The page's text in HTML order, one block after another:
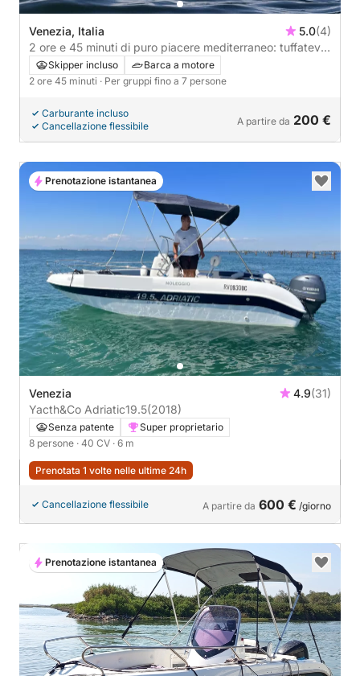
Venezia, Italia 5.0(4)
2 ore e 45 minuti di puro piacere mediterraneo: tuffatevi
nel blu e scoprite Venezia dal mare.
Skipper incluso
Barca a motore
2 ore 45 minuti · Per gruppi fino a 7 persone
Carburante incluso
Cancellazione flessibile
A partire da 200 €
Venezia 4.9(31)
Yacth&Co Adriatic19.5(2018)
Senza patente
Super proprietario
8 persone · 40 CV · 6 m
Prenotata 1 volte nelle ultime 24h
Cancellazione flessibile A partire da 600 € /giorno
Prenotazione istantanea
Prenotazione istantanea